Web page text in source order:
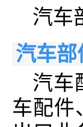
汽车
汽车部
汽车
车配件